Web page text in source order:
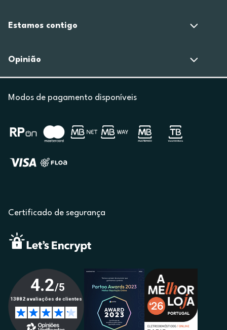
Estamos contigo
Opinião
Modos de pagamento disponíveis
Certificado de segurança